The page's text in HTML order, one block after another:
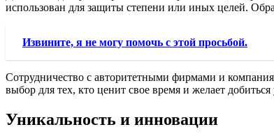
использован для защиты степени или иных целей.
Извините, я не могу помочь с этой просьбой.
Сотрудничество с авторитетными фирмами и
выбор для тех, кто ценит свое время и желает
Уникальность и инновации